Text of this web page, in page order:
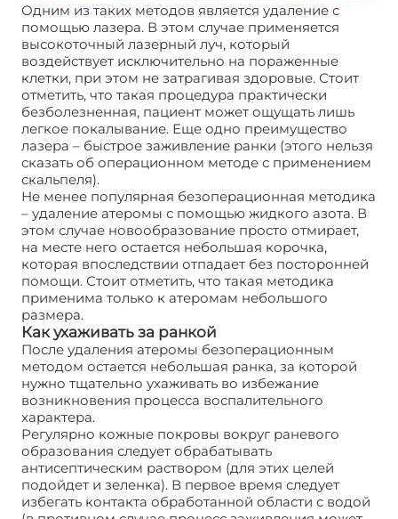
Одним из таких методов является удаление с
помощью лазера. В этом случае применяется
высокоточный лазерный луч, который
воздействует исключительно на пораженные
клетки, при этом не затрагивая здоровые. Стоит
отметить, что такая процедура практически
безболезненная, пациент может ощущать лишь
легкое покалывание. Еще одно преимущество
лазера – быстрое заживление ранки (этого нельзя
сказать об операционном методе с применением
скальпеля).
Не менее популярная безоперационная методика
– удаление атеромы с помощью жидкого азота. В
этом случае новообразование просто отмирает,
на месте него остается небольшая корочка,
которая впоследствии отпадает без посторонней
помощи. Стоит отметить, что такая методика
применима только к атеромам небольшого
размера.
Как ухаживать за ранкой
После удаления атеромы безоперационным
методом остается небольшая ранка, за которой
нужно тщательно ухаживать во избежание
возникновения процесса воспалительного
характера.
Регулярно кожные покровы вокруг раневого
образования следует обрабатывать
антисептическим раствором (для этих целей
подойдет и зеленка). В первое время следует
избегать контакта обработанной области с водой